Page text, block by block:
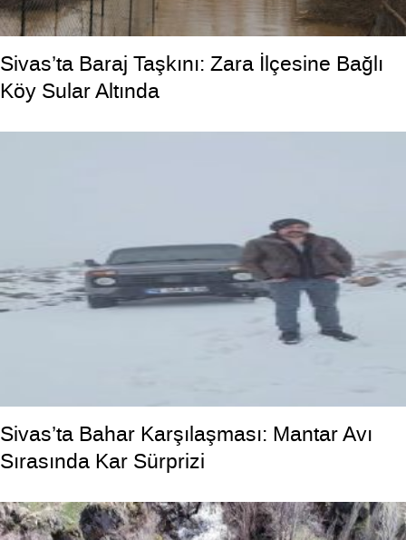
Sivas’ta Baraj Taşkını: Zara İlçesine Bağlı
Köy Sular Altında
Sivas’ta Bahar Karşılaşması: Mantar Avı
Sırasında Kar Sürprizi